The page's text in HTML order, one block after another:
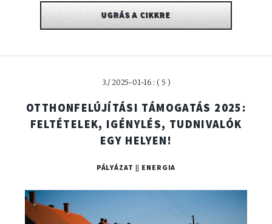
UGRÁS A CIKKRE
3./ 2025-01-16 : ( 5 )
OTTHONFELÚJÍTÁSI TÁMOGATÁS 2025:
FELTÉTELEK, IGÉNYLÉS, TUDNIVALÓK
EGY HELYEN!
PÁLYÁZAT || ENERGIA